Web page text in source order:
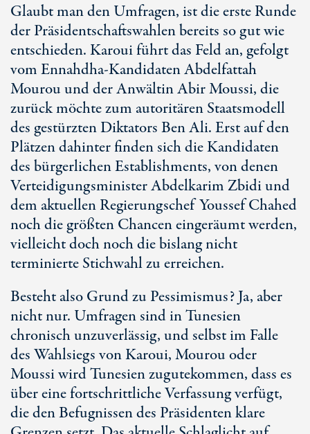
Glaubt man den Umfragen, ist die erste Runde
der Präsidentschaftswahlen bereits so gut wie
entschieden. Karoui führt das Feld an, gefolgt
vom Ennahdha-Kandidaten Abdelfattah
Mourou und der Anwältin Abir Moussi, die
zurück möchte zum autoritären Staatsmodell
des gestürzten Diktators Ben Ali. Erst auf den
Plätzen dahinter finden sich die Kandidaten
des bürgerlichen Establishments, von denen
Verteidigungsminister Abdelkarim Zbidi und
dem aktuellen Regierungschef Youssef Chahed
noch die größten Chancen eingeräumt werden,
vielleicht doch noch die bislang nicht
terminierte Stichwahl zu erreichen.
Besteht also Grund zu Pessimismus? Ja, aber
nicht nur. Umfragen sind in Tunesien
chronisch unzuverlässig, und selbst im Falle
des Wahlsiegs von Karoui, Mourou oder
Moussi wird Tunesien zugutekommen, dass es
über eine fortschrittliche Verfassung verfügt,
die den Befugnissen des Präsidenten klare